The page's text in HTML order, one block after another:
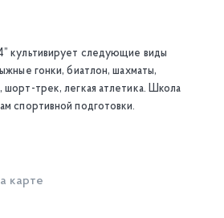
культивирует следующие виды
гонки, биатлон, шахматы,
трек, легкая атлетика. Школа
спортивной подготовки.
карте